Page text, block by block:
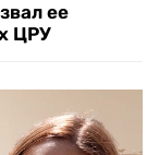
ее
ЦРУ